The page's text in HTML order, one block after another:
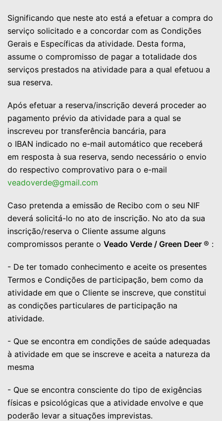
Significando que neste ato está a efetuar a compra do
serviço solicitado e a concordar com as Condições
Gerais e Específicas da atividade. Desta forma,
assume o compromisso de pagar a totalidade dos
serviços prestados na atividade para a qual efetuou a
sua reserva.
Após efetuar a reserva/inscrição deverá proceder ao
pagamento prévio da atividade para a qual se
inscreveu por transferência bancária, para
o IBAN indicado no e-mail automático que receberá
em resposta à sua reserva, sendo necessário o envio
do respectivo comprovativo para o e-mail
veadoverde@gmail.com
Caso pretenda a emissão de Recibo com o seu NIF
deverá solicitá-lo no ato de inscrição. No ato da sua
inscrição/reserva o Cliente assume alguns
compromissos perante o Veado Verde / Green Deer ® :
- De ter tomado conhecimento e aceite os presentes
Termos e Condições de participação, bem como da
atividade em que o Cliente se inscreve, que constitui
as condições particulares de participação na
atividade.
- Que se encontra em condições de saúde adequadas
à atividade em que se inscreve e aceita a natureza da
mesma
- Que se encontra consciente do tipo de exigências
físicas e psicológicas que a atividade envolve e que
poderão levar a situações imprevistas.